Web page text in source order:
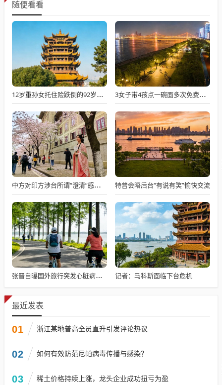
随便看看
12岁重孙女托住险跌倒的92岁太爷爷 3女子带4孩点一碗面多次免费续面
中方对印方涉台所谓“澄清”感到意外 特普会晤后台“有说有笑”愉快交流
张晋自曝国外旅行突发心脏病险丧命 记者：马科斯面临下台危机
最近发表
01 浙江某地普高全员直升引发评论热议
02 如何有效防范尼帕病毒传播与感染？
03 稀土价格持续上涨，龙头企业成功扭亏为盈